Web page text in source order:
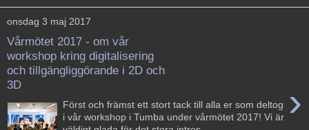
onsdag 3 maj 2017
Vårmötet 2017 - om vår
workshop kring digitalisering
och tillgängliggörande i 2D och
3D
›
Först och främst ett stort tack till alla er som deltog
i vår workshop i Tumba under vårmötet 2017! Vi är